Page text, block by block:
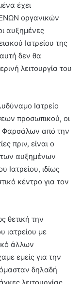
έχει
οργανικών
αυξημένες
Ιατρείου της
δεν θα
λειτουργία του
Ιατρείο
προσωπικού, οι
Φαρσάλων από την
πριν, είναι ο
αυξημένων
Ιατρείου, ιδίως
κέντρο για τον
θετική την
ιατρείου με
άλλων
εμείς για την
δηλαδή